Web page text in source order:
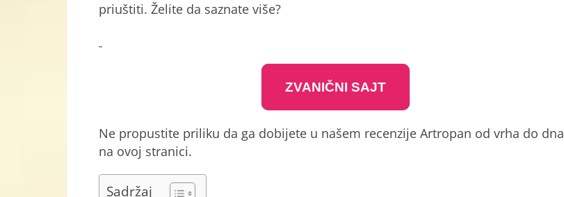
priuštiti. Želite da saznate više?
ZVANIČNI SAJT
Ne propustite priliku da ga dobijete u našem recenzije Artropan od vrha do dna
na ovoj stranici.
Sadržaj